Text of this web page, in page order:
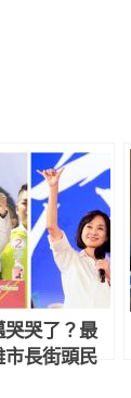
哭哭了？最
市長街頭民